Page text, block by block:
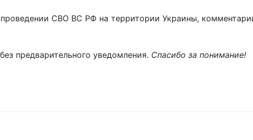
СВО ВС РФ на территории Украины,
предварительного уведомления. Спасибо за понимание!